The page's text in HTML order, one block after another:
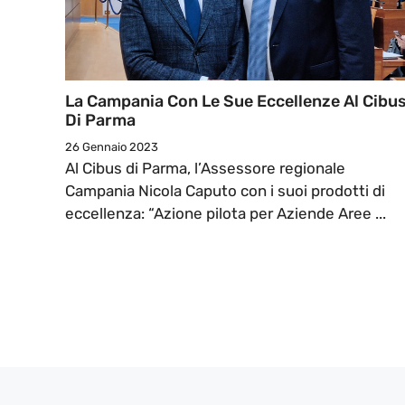
La Campania Con Le Sue Eccellenze Al
Di Parma
26 Gennaio 2023
Al Cibus di Parma, l’Assessore regionale
Campania Nicola Caputo con i suoi prodotti di
eccellenza: “Azione pilota per Aziende Aree ...